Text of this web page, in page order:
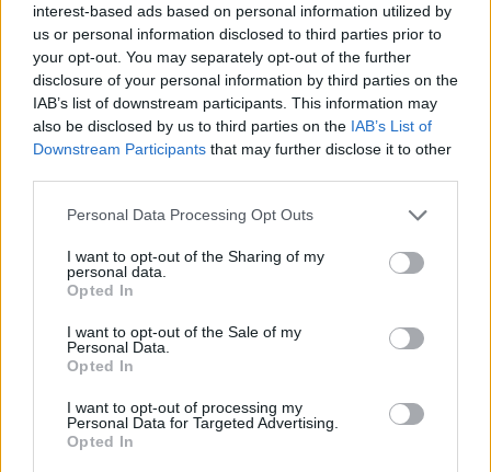
interest-based ads based on personal information utilized by
us or personal information disclosed to third parties prior to
your opt-out. You may separately opt-out of the further
disclosure of your personal information by third parties on the
IAB’s list of downstream participants. This information may
also be disclosed by us to third parties on the IAB’s List of
Downstream Participants that may further disclose it to other
Personal Data Processing Opt Outs
I want to opt-out of the Sharing of my
personal data.
Opted In
I want to opt-out of the Sale of my
Personal Data.
Opted In
I want to opt-out of processing my
Personal Data for Targeted Advertising.
Opted In
Følg med
i Frederikshavn og omegn